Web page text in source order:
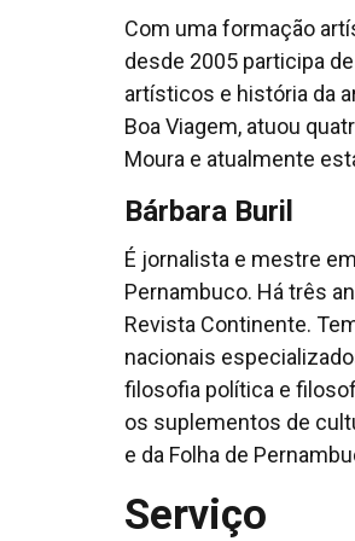
Com uma formação
desde 2005 participa
artísticos e história da
Boa Viagem, atuou
Moura e atualmente
Bárbara Buril
É jornalista e mestre
Pernambuco. Há três
Revista Continente.
nacionais
filosofia política e
os suplementos de
e da Folha de
Serviço